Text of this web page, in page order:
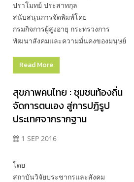
ปราโมทย์ ประสาทกุล
สนับสนุนการจัดพิมพ์โดย
กรมกิจการผู้สูงอายุ กระทรวงการ
พัฒนาสังคมและความมั่นคงของมนุษย์
Read More
สุขภาพคนไทย : ชุมชนท้องถิ่น
จัดการตนเอง สู่การปฏิรูป
ประเทศจากรากฐาน
1 SEP 2016
โดย
สถาบันวิจัยประชากรและสังคม